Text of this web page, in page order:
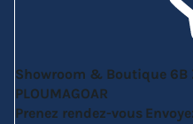
Showroom & Boutique 6B
PLOUMAGOAR
Prenez rendez-vous